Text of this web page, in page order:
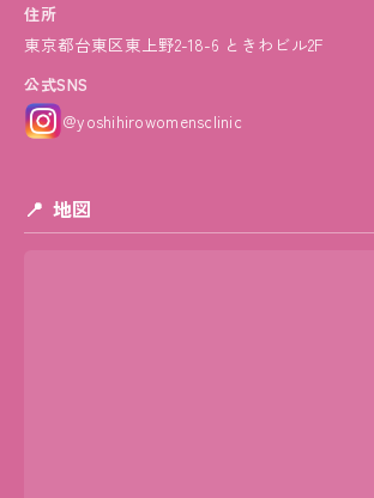
住所
東京都台東区東上野2-18-6 ときわビル2F
公式SNS
@yoshihirowomensclinic
地図